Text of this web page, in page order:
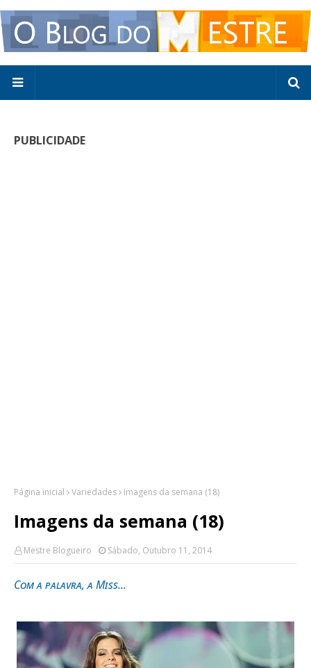
PUBLICIDADE
Página inicial Variedades Imagens da semana (18)
Imagens da semana (18)
Mestre Blogueiro Sábado, Outubro 11, 2014
Com a palavra, a Miss...